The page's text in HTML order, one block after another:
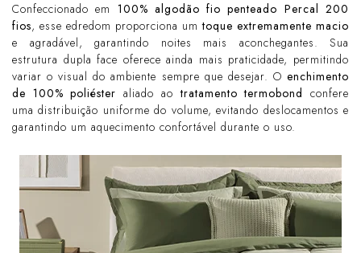
Confeccionado em 100% algodão fio penteado Percal 200
fios, esse edredom proporciona umtoque extremamente macio
e agradável, garantindo noites mais aconchegantes. Sua
estrutura dupla face oferece ainda mais praticidade, permitindo
variar o visual do ambiente sempre que desejar. O enchimento
de 100% poliéster aliado aotratamento termobond confere
uma distribuição uniforme do volume, evitando deslocamentos e
garantindo um aquecimento confortável durante o uso.